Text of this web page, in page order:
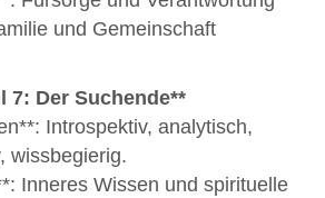
und Gemeinschaft
7: Der Suchende**
Introspektiv, analytisch,
wissbegierig.
Inneres Wissen und spirituelle